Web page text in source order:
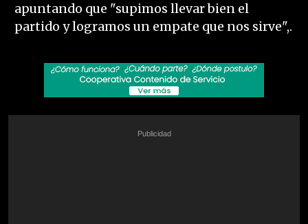
apuntando que "supimos llevar bien el
partido y logramos un empate que nos sirve",.